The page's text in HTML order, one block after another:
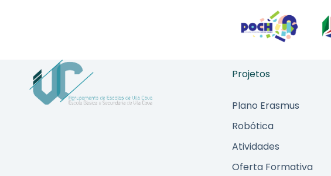
Projetos
Plano Erasmus
Robótica
Atividades
Oferta Formativa